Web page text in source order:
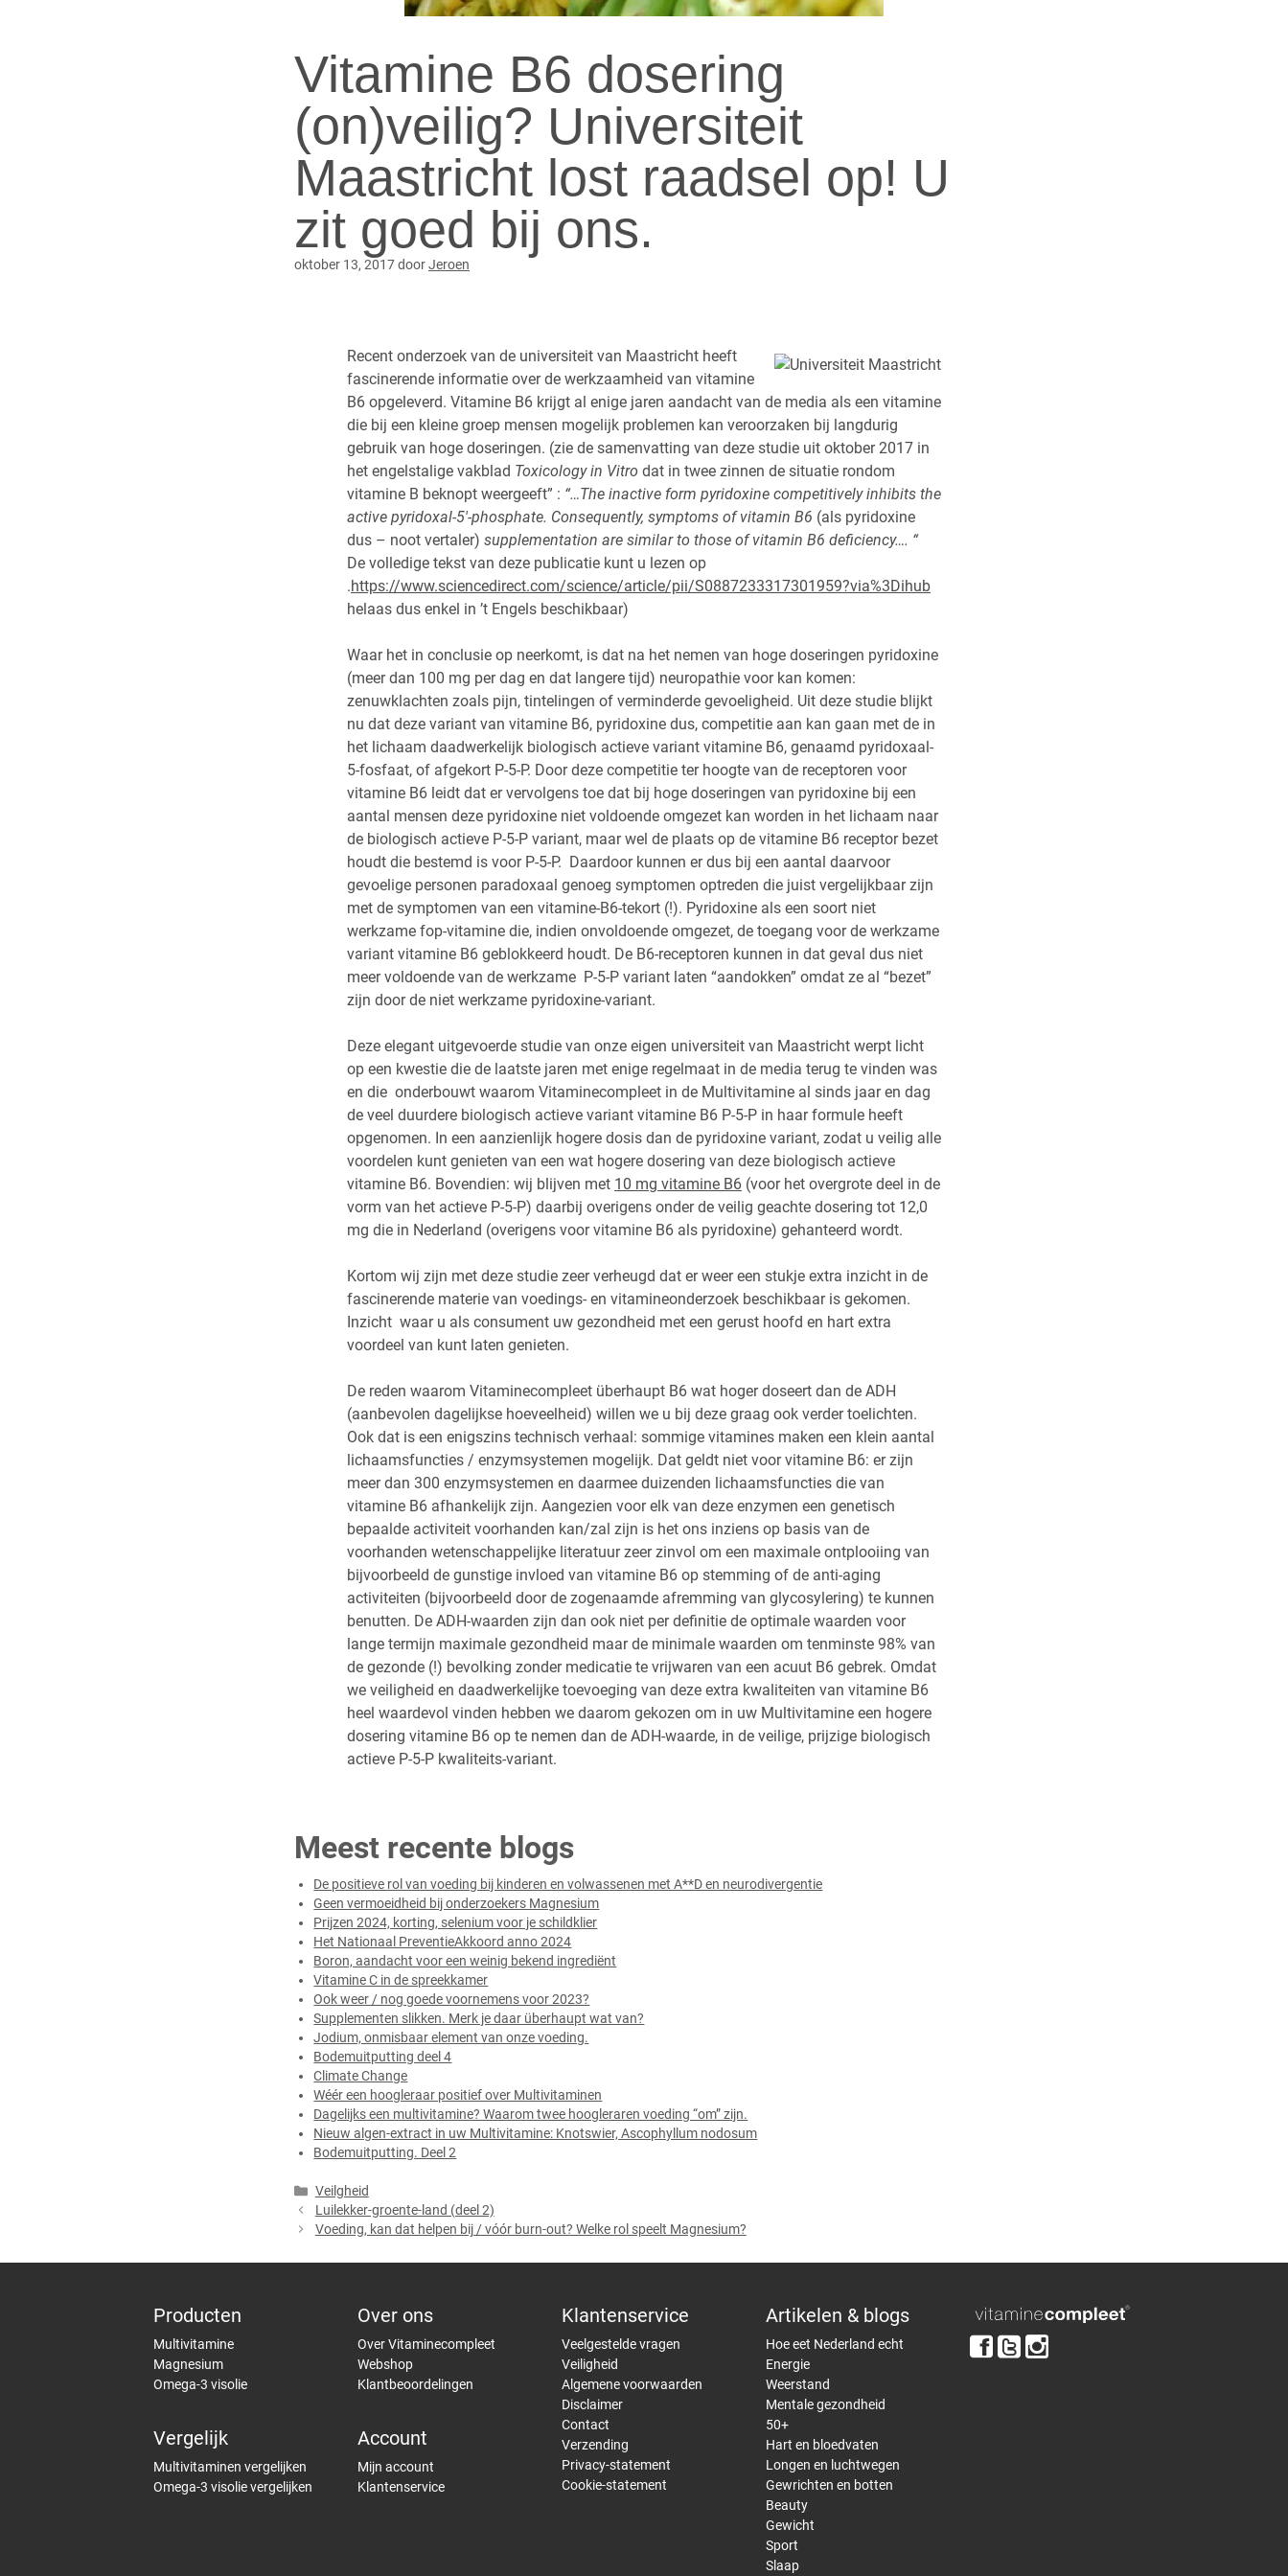
Vitamine B6 dosering
(on)veilig? Universiteit
Maastricht lost raadsel op! U
zit goed bij ons.
oktober 13, 2017doorJeroen
Recent onderzoek van de universiteit van Maastricht heeft
fascinerende informatie over de werkzaamheid van vitamine
B6 opgeleverd. Vitamine B6 krijgt al enige jaren aandacht van de media als een vitamine
die bij een kleine groep mensen mogelijk problemen kan veroorzaken bij langdurig
gebruik van hoge doseringen. (zie de samenvatting van deze studie uit oktober 2017 in
het engelstalige vakblad Toxicology in Vitro dat in twee zinnen de situatie rondom
vitamine B beknopt weergeeft” : “…The inactive form pyridoxine competitively inhibits the
active pyridoxal-5′-phosphate. Consequently, symptoms of vitamin B6 (als pyridoxine
dus – noot vertaler) supplementation are similar to those of vitamin B6 deficiency…. “
De volledige tekst van deze publicatie kunt u lezen op
.https://www.sciencedirect.com/science/article/pii/S0887233317301959?via%3Dihub
helaas dus enkel in ’t Engels beschikbaar)
Waar het in conclusie op neerkomt, is dat na het nemen van hoge doseringen pyridoxine
(meer dan 100 mg per dag en dat langere tijd) neuropathie voor kan komen:
zenuwklachten zoals pijn, tintelingen of verminderde gevoeligheid. Uit deze studie blijkt
nu dat deze variant van vitamine B6, pyridoxine dus, competitie aan kan gaan met de in
het lichaam daadwerkelijk biologisch actieve variant vitamine B6, genaamd pyridoxaal-
5-fosfaat, of afgekort P-5-P. Door deze competitie ter hoogte van de receptoren voor
vitamine B6 leidt dat er vervolgens toe dat bij hoge doseringen van pyridoxine bij een
aantal mensen deze pyridoxine niet voldoende omgezet kan worden in het lichaam naar
de biologisch actieve P-5-P variant, maar wel de plaats op de vitamine B6 receptor bezet
houdt die bestemd is voor P-5-P. Daardoor kunnen er dus bij een aantal daarvoor
gevoelige personen paradoxaal genoeg symptomen optreden die juist vergelijkbaar zijn
met de symptomen van een vitamine-B6-tekort (!). Pyridoxine als een soort niet
werkzame fop-vitamine die, indien onvoldoende omgezet, de toegang voor de werkzame
variant vitamine B6 geblokkeerd houdt. De B6-receptoren kunnen in dat geval dus niet
meer voldoende van de werkzame P-5-P variant laten “aandokken” omdat ze al “bezet”
zijn door de niet werkzame pyridoxine-variant.
Deze elegant uitgevoerde studie van onze eigen universiteit van Maastricht werpt licht
op een kwestie die de laatste jaren met enige regelmaat in de media terug te vinden was
en die onderbouwt waarom Vitaminecompleet in de Multivitamine al sinds jaar en dag
de veel duurdere biologisch actieve variant vitamine B6 P-5-P in haar formule heeft
opgenomen. In een aanzienlijk hogere dosis dan de pyridoxine variant, zodat u veilig alle
voordelen kunt genieten van een wat hogere dosering van deze biologisch actieve
vitamine B6. Bovendien: wij blijven met 10 mg vitamine B6 (voor het overgrote deel in de
vorm van het actieve P-5-P) daarbij overigens onder de veilig geachte dosering tot 12,0
mg die in Nederland (overigens voor vitamine B6 als pyridoxine) gehanteerd wordt.
Kortom wij zijn met deze studie zeer verheugd dat er weer een stukje extra inzicht in de
fascinerende materie van voedings- en vitamineonderzoek beschikbaar is gekomen.
Inzicht waar u als consument uw gezondheid met een gerust hoofd en hart extra
voordeel van kunt laten genieten.
De reden waarom Vitaminecompleet überhaupt B6 wat hoger doseert dan de ADH
(aanbevolen dagelijkse hoeveelheid) willen we u bij deze graag ook verder toelichten.
Ook dat is een enigszins technisch verhaal: sommige vitamines maken een klein aantal
lichaamsfuncties / enzymsystemen mogelijk. Dat geldt niet voor vitamine B6: er zijn
meer dan 300 enzymsystemen en daarmee duizenden lichaamsfuncties die van
vitamine B6 afhankelijk zijn. Aangezien voor elk van deze enzymen een genetisch
bepaalde activiteit voorhanden kan/zal zijn is het ons inziens op basis van de
voorhanden wetenschappelijke literatuur zeer zinvol om een maximale ontplooiing van
bijvoorbeeld de gunstige invloed van vitamine B6 op stemming of de anti-aging
activiteiten (bijvoorbeeld door de zogenaamde afremming van glycosylering) te kunnen
benutten. De ADH-waarden zijn dan ook niet per definitie de optimale waarden voor
lange termijn maximale gezondheid maar de minimale waarden om tenminste 98% van
de gezonde (!) bevolking zonder medicatie te vrijwaren van een acuut B6 gebrek. Omdat
we veiligheid en daadwerkelijke toevoeging van deze extra kwaliteiten van vitamine B6
heel waardevol vinden hebben we daarom gekozen om in uw Multivitamine een hogere
dosering vitamine B6 op te nemen dan de ADH-waarde, in de veilige, prijzige biologisch
actieve P-5-P kwaliteits-variant.
Meest recente blogs
De positieve rol van voeding bij kinderen en volwassenen met A**D en neurodivergentie
Geen vermoeidheid bij onderzoekers Magnesium
Prijzen 2024, korting, selenium voor je schildklier
Het Nationaal PreventieAkkoord anno 2024
Boron, aandacht voor een weinig bekend ingrediënt
Vitamine C in de spreekkamer
Ook weer / nog goede voornemens voor 2023?
Supplementen slikken. Merk je daar überhaupt wat van?
Jodium, onmisbaar element van onze voeding.
Bodemuitputting deel 4
Climate Change
Wéér een hoogleraar positief over Multivitaminen
Dagelijks een multivitamine? Waarom twee hoogleraren voeding “om” zijn.
Nieuw algen-extract in uw Multivitamine: Knotswier, Ascophyllum nodosum
Bodemuitputting. Deel 2
Categorieën
Veilgheid
Luilekker-groente-land (deel 2)
Voeding, kan dat helpen bij / vóór burn-out? Welke rol speelt Magnesium?
Producten
Multivitamine
Magnesium
Omega-3 visolie
Vergelijk
Multivitaminen vergelijken
Omega-3 visolie vergelijken
Over ons
Over Vitaminecompleet
Webshop
Klantbeoordelingen
Account
Mijn account
Klantenservice
Klantenservice
Veelgestelde vragen
Veiligheid
Algemene voorwaarden
Disclaimer
Contact
Verzending
Privacy-statement
Cookie-statement
Artikelen & blogs
Hoe eet Nederland echt
Energie
Weerstand
Mentale gezondheid
50+
Hart en bloedvaten
Longen en luchtwegen
Gewrichten en botten
Beauty
Gewicht
Sport
Slaap